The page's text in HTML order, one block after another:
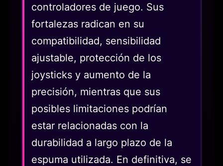
controladores de juego. Sus
fortalezas radican en su
compatibilidad, sensibilidad
ajustable, protección de los
joysticks y aumento de la
precisión, mientras que sus
posibles limitaciones podrían
estar relacionadas con la
durabilidad a largo plazo de la
espuma utilizada. En definitiva, se